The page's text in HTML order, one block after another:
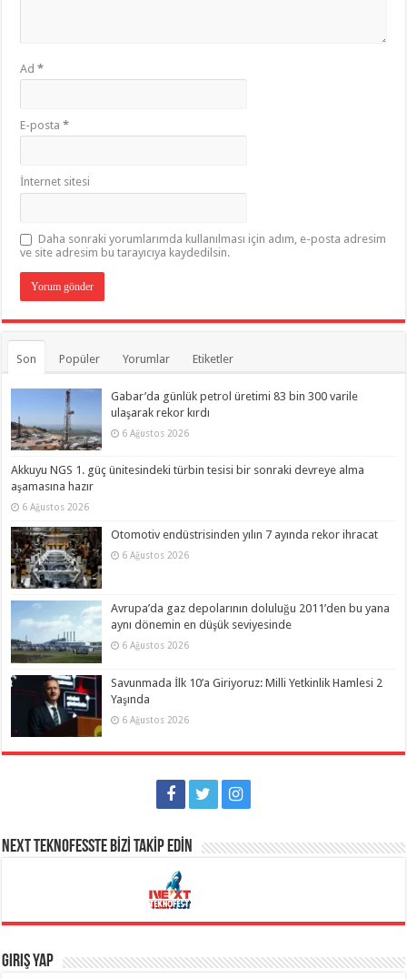
Ad*
E-posta*
İnternet sitesi
Daha sonraki yorumlarımda kullanılması için adım, e-posta adresim
ve site adresim bu tarayıcıya kaydedilsin.
Son Popüler Yorumlar Etiketler
Gabar’da günlük petrol üretimi 83 bin 300 varile
ulaşarak rekor kırdı
6 Ağustos 2026
Akkuyu NGS 1. güç ünitesindeki türbin tesisi bir sonraki devreye alma
aşamasına hazır
6 Ağustos 2026
Otomotiv endüstrisinden yılın 7 ayında rekor ihracat
6 Ağustos 2026
Avrupa’da gaz depolarının doluluğu 2011’den bu yana
aynı dönemin en düşük seviyesinde
6 Ağustos 2026
Savunmada İlk 10’a Giriyoruz: Milli Yetkinlik Hamlesi 2
Yaşında
6 Ağustos 2026
NEXT TEKNOFESSTE BİZİ TAKİP EDİN
Giriş Yap